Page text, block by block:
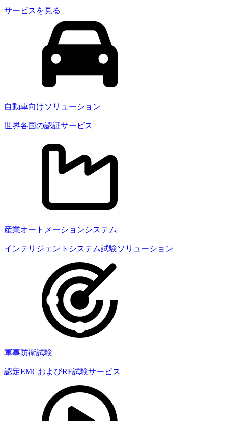
サービスを見る
自動車向けソリューション
世界各国の認証サービス
産業オートメーションシステム
インテリジェントシステム試験ソリューション
軍事防衛試験
認定EMCおよびRF試験サービス